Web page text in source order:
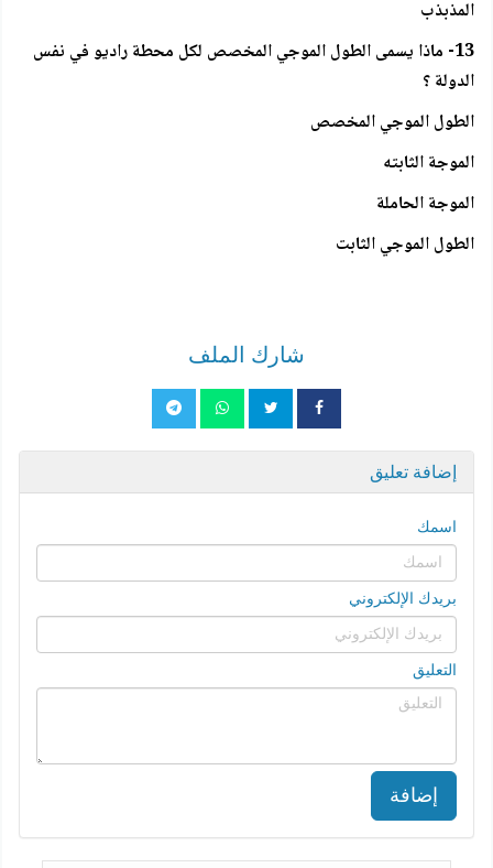
المذبذب
13- ماذا يسمى الطول الموجي المخصص لكل محطة راديو في نفس
الدولة ؟
الطول الموجي المخصص
الموجة الثابته
الموجة الحاملة
الطول الموجي الثابت
شارك الملف
إضافة تعليق
اسمك
بريدك الإلكتروني
التعليق
إضافة